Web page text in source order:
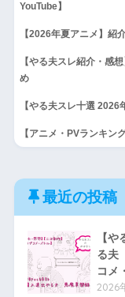
YouTube】
【2026年夏アニメ】紹
【やる夫スレ紹介・
め
【やる夫スレ十選
【アニメ・PVランキン
最近の投稿
【
る夫
コメ
2026